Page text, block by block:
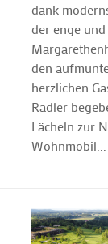
dank
der enge
den
herzlichen
Radler
Lächeln zur
Wohnmobil...